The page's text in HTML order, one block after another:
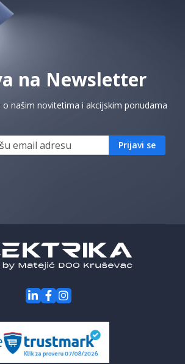
na Newsletter
o našim novitetima i akcijskim ponudama
Prijavi se